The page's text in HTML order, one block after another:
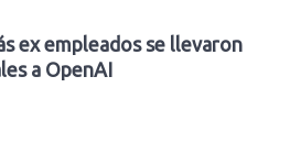
ex empleados se llevaron
a OpenAI